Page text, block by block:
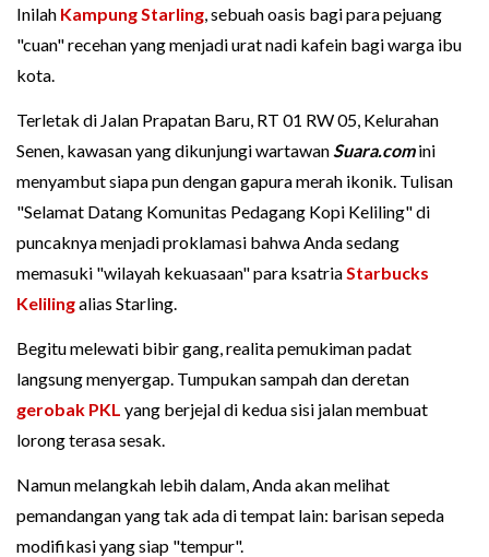
Inilah Kampung Starling , sebuah oasis bagi para pejuang
"cuan" recehan yang menjadi urat nadi kafein bagi warga ibu
kota.
Terletak di Jalan Prapatan Baru, RT 01 RW 05, Kelurahan
Senen, kawasan yang dikunjungi wartawan Suara.comini
menyambut siapa pun dengan gapura merah ikonik. Tulisan
"Selamat Datang Komunitas Pedagang Kopi Keliling" di
puncaknya menjadi proklamasi bahwa Anda sedang
memasuki "wilayah kekuasaan" para ksatria Starbucks
Kelilingalias Starling.
Begitu melewati bibir gang, realita pemukiman padat
langsung menyergap. Tumpukan sampah dan deretan
gerobak PKL yang berjejal di kedua sisi jalan membuat
lorong terasa sesak.
Namun melangkah lebih dalam, Anda akan melihat
pemandangan yang tak ada di tempat lain: barisan sepeda
modifikasi yang siap "tempur".